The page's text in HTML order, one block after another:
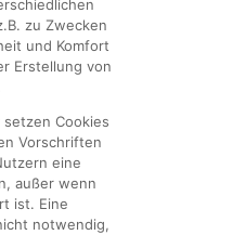
zu Zwecken
und Komfort
Erstellung von
setzen Cookies
Vorschriften
eine
außer wenn
ist. Eine
notwendig,